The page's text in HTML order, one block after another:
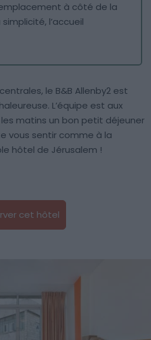
à côté de la
l’accueil
le B&B Allenby2 est
L’équipe est aux
matins un bon petit déjeuner
vous sentir comme à la
hôtel de Jérusalem !
cet hôtel